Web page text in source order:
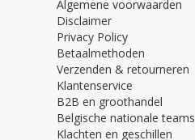
Algemene voorwaarden
Disclaimer
Privacy Policy
Betaalmethoden
Verzenden & retourneren
Klantenservice
B2B en groothandel
Belgische nationale teams
Klachten en geschillen